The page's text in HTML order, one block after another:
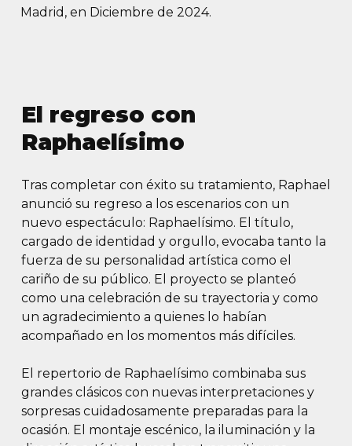
Madrid, en Diciembre de 2024.
El regreso con
Raphaelísimo
Tras completar con éxito su tratamiento, Raphael
anunció su regreso a los escenarios con un
nuevo espectáculo: Raphaelísimo. El título,
cargado de identidad y orgullo, evocaba tanto la
fuerza de su personalidad artística como el
cariño de su público. El proyecto se planteó
como una celebración de su trayectoria y como
un agradecimiento a quienes lo habían
acompañado en los momentos más difíciles.
El repertorio de Raphaelísimo combinaba sus
grandes clásicos con nuevas interpretaciones y
sorpresas cuidadosamente preparadas para la
ocasión. El montaje escénico, la iluminación y la